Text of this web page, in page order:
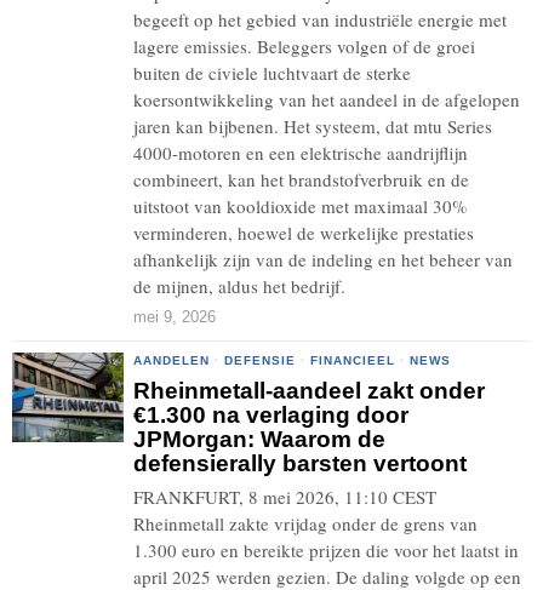
begeeft op het gebied van industriële energie met
lagere emissies. Beleggers volgen of de groei
buiten de civiele luchtvaart de sterke
koersontwikkeling van het aandeel in de afgelopen
jaren kan bijbenen. Het systeem, dat mtu Series
4000-motoren en een elektrische aandrijflijn
combineert, kan het brandstofverbruik en de
uitstoot van kooldioxide met maximaal 30%
verminderen, hoewel de werkelijke prestaties
afhankelijk zijn van de indeling en het beheer van
de mijnen, aldus het bedrijf.
mei 9, 2026
AANDELEN · DEFENSIE · FINANCIEEL · NEWS
Rheinmetall-aandeel zakt onder
€1.300 na verlaging door
JPMorgan: Waarom de
defensierally barsten vertoont
FRANKFURT, 8 mei 2026, 11:10 CEST
Rheinmetall zakte vrijdag onder de grens van
1.300 euro en bereikte prijzen die voor het laatst in
april 2025 werden gezien. De daling volgde op een